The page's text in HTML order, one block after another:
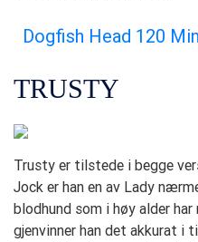
Dogfish Head 120
TRUSTY
Trusty er tilstede i begge
Jock er han en av Lady
blodhund som i høy alder
gjenvinner han det akkurat i